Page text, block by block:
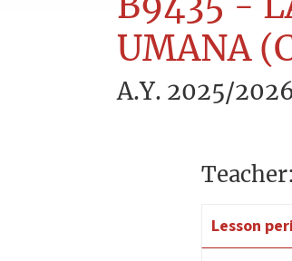
UMANA
A.Y. 2025/
Lesson